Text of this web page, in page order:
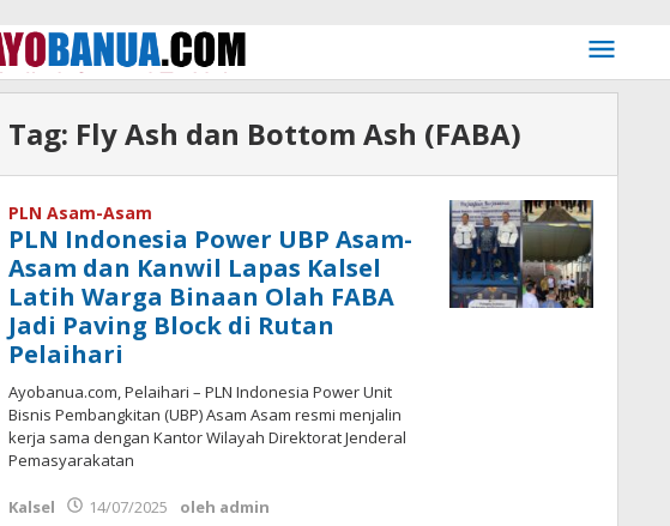
Tag: Fly Ash dan Bottom Ash (FABA)
PLN Asam-Asam
PLN Indonesia Power UBP Asam-
Asam dan Kanwil Lapas Kalsel
Latih Warga Binaan Olah FABA
Jadi Paving Block di Rutan
Pelaihari
Ayobanua.com, Pelaihari – PLN Indonesia Power Unit
Bisnis Pembangkitan (UBP) Asam Asam resmi menjalin
kerja sama dengan Kantor Wilayah Direktorat Jenderal
Pemasyarakatan
Kalsel 14/07/2025 oleh admin